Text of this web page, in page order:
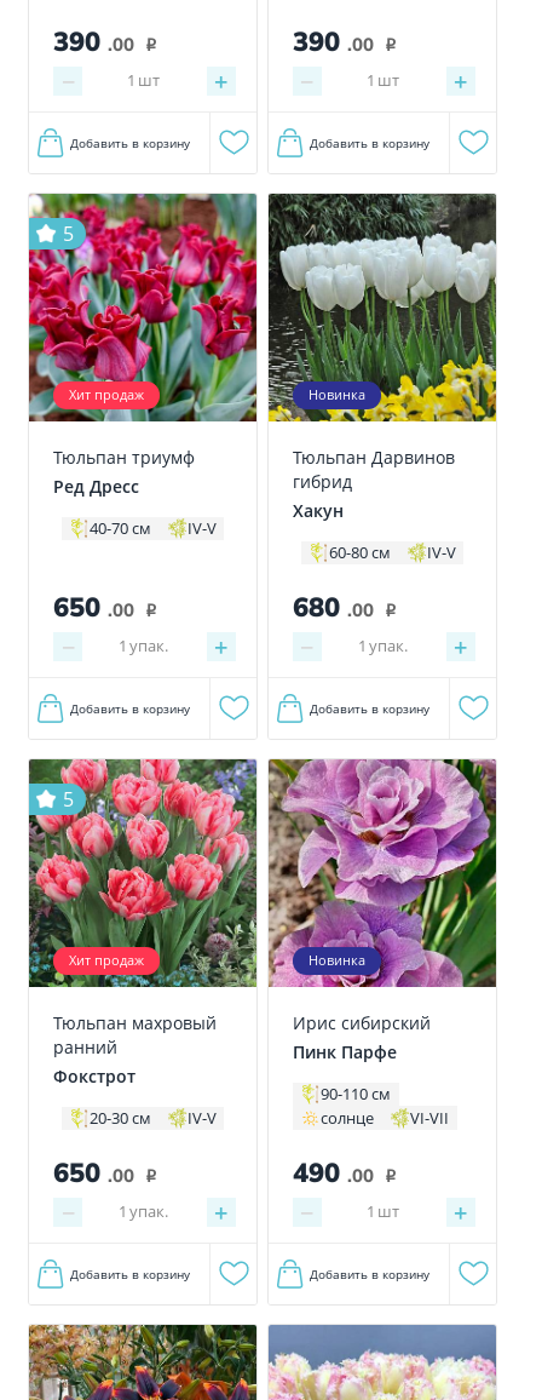
390 .00 i
− +
1 шт
Добавить в корзину
390 .00 i
− +
1 шт
Добавить в корзину
Хит продаж
5
Тюльпан триумф
Ред Дресс
40-70 см IV-V
650 .00 i
− +
1 упак.
Добавить в корзину
Новинка
Тюльпан Дарвинов
гибрид
Хакун
60-80 см IV-V
680 .00 i
− +
1 упак.
Добавить в корзину
Хит продаж
5
Тюльпан махровый
ранний
Фокстрот
20-30 см IV-V
650 .00 i
− +
1 упак.
Добавить в корзину
Новинка
Ирис сибирский
Пинк Парфе
90-110 см
солнце
VI-VII
490 .00 i
− +
1 шт
Добавить в корзину